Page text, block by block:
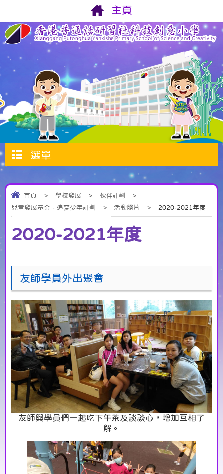
主頁
選單
首頁 > 學校發展 > 伙伴計劃
>
兒童發展基金 - 追夢少年計劃
> 活動照片 > 2020-2021年度
2020-2021年度
友師學員外出聚會
友師與學員們一起吃下午茶及談談心，增加互相了
解。